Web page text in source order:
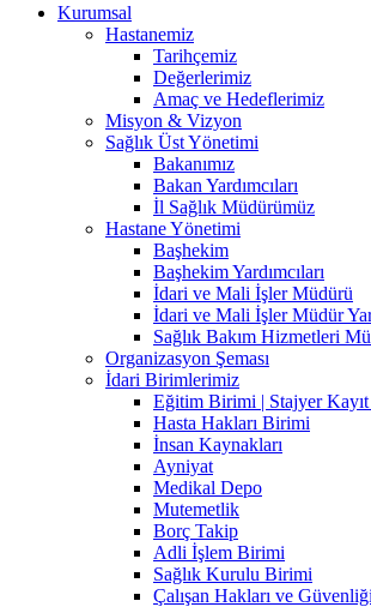
Kurumsal
Hastanemiz
Tarihçemiz
Değerlerimiz
Amaç ve Hedeflerimiz
Misyon & Vizyon
Sağlık Üst Yönetimi
Bakanımız
Bakan Yardımcıları
İl Sağlık Müdürümüz
Hastane Yönetimi
Başhekim
Başhekim Yardımcıları
İdari ve Mali İşler Müdürü
İdari ve Mali İşler Müdür
Sağlık Bakım Hizmetleri
Organizasyon Şeması
İdari Birimlerimiz
Eğitim Birimi | Stajyer
Hasta Hakları Birimi
İnsan Kaynakları
Ayniyat
Medikal Depo
Mutemetlik
Borç Takip
Adli İşlem Birimi
Sağlık Kurulu Birimi
Çalışan Hakları ve